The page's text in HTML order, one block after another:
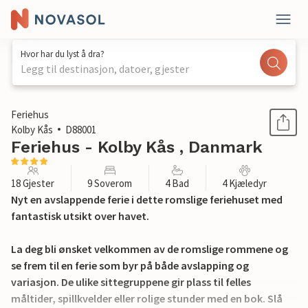
Hvor har du lyst å dra?
Legg til destinasjon, datoer, gjester
1 / 20
Feriehus
Kolby Kås
D88001
Feriehus - Kolby Kås , Danmark
18 Gjester 9 Soverom 4 Bad 4 Kjæledyr
Nyt en avslappende ferie i dette romslige feriehuset med
fantastisk utsikt over havet.
La deg bli ønsket velkommen av de romslige rommene og
se frem til en ferie som byr på både avslapping og
variasjon. De ulike sittegruppene gir plass til felles
måltider, spillkvelder eller rolige stunder med en bok. Slå